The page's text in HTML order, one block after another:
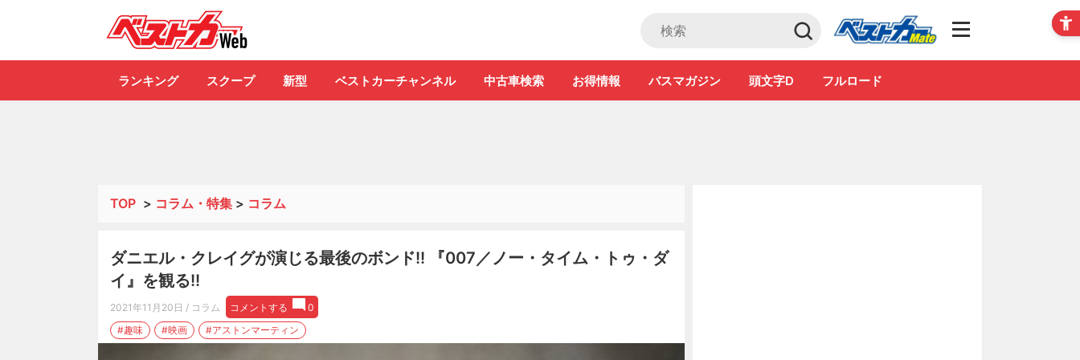
Club
ランキング スクープ 新型 ベストカーチャンネル 中古車検索 お得情報 バスマガジン 頭文字D フルロード
TOP > コラム・特集 > コラム
ダニエル・クレイグが演じる最後のボンド!! 『007／ノー・タイム・トゥ・ダ
イ』を観る!!
2021年11月20日 / コラム コメントする
0
#趣味
#映画 #アストンマーティン